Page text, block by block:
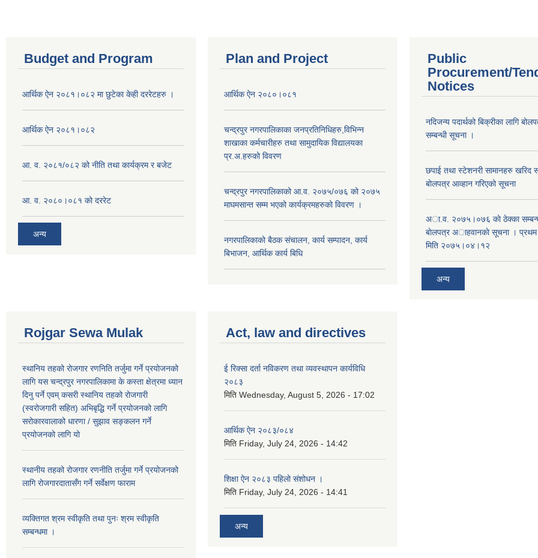
Budget and Program
आर्थिक ऐन २०८१।०८२ मा छुटेका केही दररेटहरु ।
आर्थिक ऐन २०८१।०८२
आ. व. २०८१/०८२ को नीति तथा कार्यक्रम र बजेट
आ. व. २०८०।०८१ को दररेट
अन्य
Plan and Project
आर्थिक ऐन २०८०।०८१
चन्द्रपुर नगरपालिकाका जनप्रतिनिधिहरु,विभिन्न
शाखाका कर्मचारीहरु तथा सामुदायिक विद्यालयका
प्र.अ.हरुको विवरण
चन्द्रपुर नगरपालिकाको आ.व. २०७५/०७६ को २०७५
माघमसान्त सम्म भएको कार्यक्रमहरुको विवरण ।
नगरपालिकाको बैठक संचालन, कार्य सम्पादन, कार्य
बिभाजन, आर्थिक कार्य बिधि
Public
Procurement/
Notices
नदिजन्य पदार्थको बिक्रीका लागि
सम्बन्धी सूचना ।
छपाई तथा स्टेशनरी सामानहरु खरिद
बोलपत्र आव्हान गरिएको सूचना
अा.व. २०७५।०७६ काे ठेक्का
बाेलपत्र अाहवानकाे सूचना ।
मिति २०७५।०४।१२
अन्य
Rojgar Sewa Mulak
स्थानिय तहको रोजगार रणनिति तर्जुमा गर्ने प्रयोजनको
लागि यस चन्द्रपुर नगरपालिकामा के कस्ता क्षेत्रमा ध्यान
दिनु पर्ने एवम् कसरी स्थानिय तहको रोजगारी
(स्वरोजगारी सहित) अभिबृद्धि गर्ने प्रयोजनको लागि
सरोकारवालाको धारणा / सुझाव सङ्कलन गर्ने
प्रयोजनको लागि यो
स्थानीय तहको रोजगार रणनीति तर्जुमा गर्ने प्रयोजनको
लागि रोजगारदातासँग गर्ने सर्वेक्षण फाराम
व्यक्तिगत श्रम स्वीकृति तथा पुनः श्रम स्वीकृति
सम्बन्धमा ।
Act, law and directives
ई रिक्सा दर्ता नविकरण तथा व्यवस्थापन कार्यविधि
२०८३
मिति Wednesday, August 5, 2026 - 17:02
आर्थिक ऐन २०८३/०८४
मिति Friday, July 24, 2026 - 14:42
शिक्षा ऐन २०८३ पहिलो संशोधन ।
मिति Friday, July 24, 2026 - 14:41
अन्य